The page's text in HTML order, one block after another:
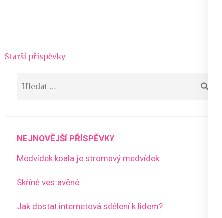
Navigace
příspěvky
Starší příspěvky
NEJNOVĚJŠÍ PŘÍSPĚVKY
Medvídek koala je stromový medvídek
Skříně vestavěné
Jak dostat internetová sdělení k lidem?